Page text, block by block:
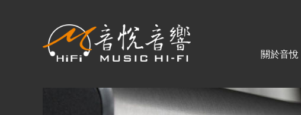
關於音悅